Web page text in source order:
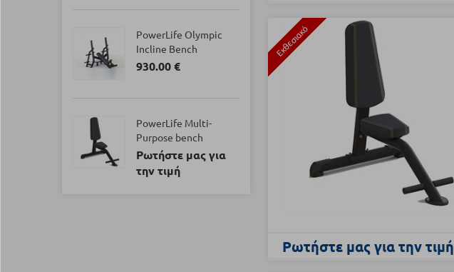
Εκθεσιακό
Ρωτήστε μας για την τιμή
PowerLife Olympic
Incline Bench
930.00 €
PowerLife Multi-
Purpose bench
Ρωτήστε μας για
την τιμή